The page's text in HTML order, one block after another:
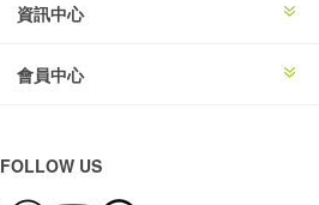
資訊中心
會員中心
FOLLOW US